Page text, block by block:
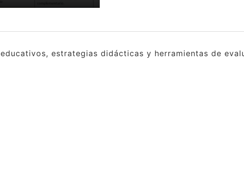
estrategias didácticas y herramientas de